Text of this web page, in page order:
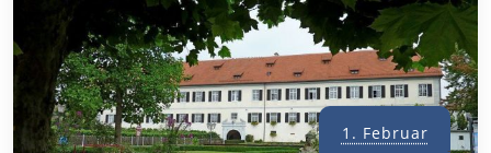
1. Februar